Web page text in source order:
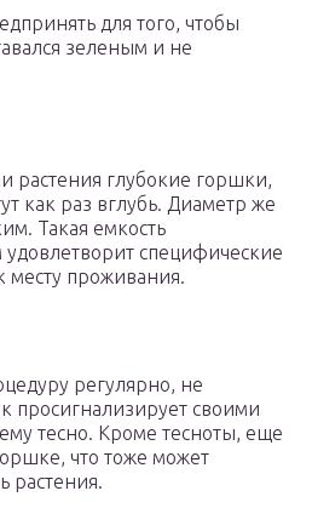
для того, чтобы
зеленым и не
растения глубокие горшки,
как раз вглубь. Диаметр же
Такая емкость
специфические
месту проживания.
регулярно, не
просигнализирует своими
тесно. Кроме тесноты, еще
что тоже может
растения.